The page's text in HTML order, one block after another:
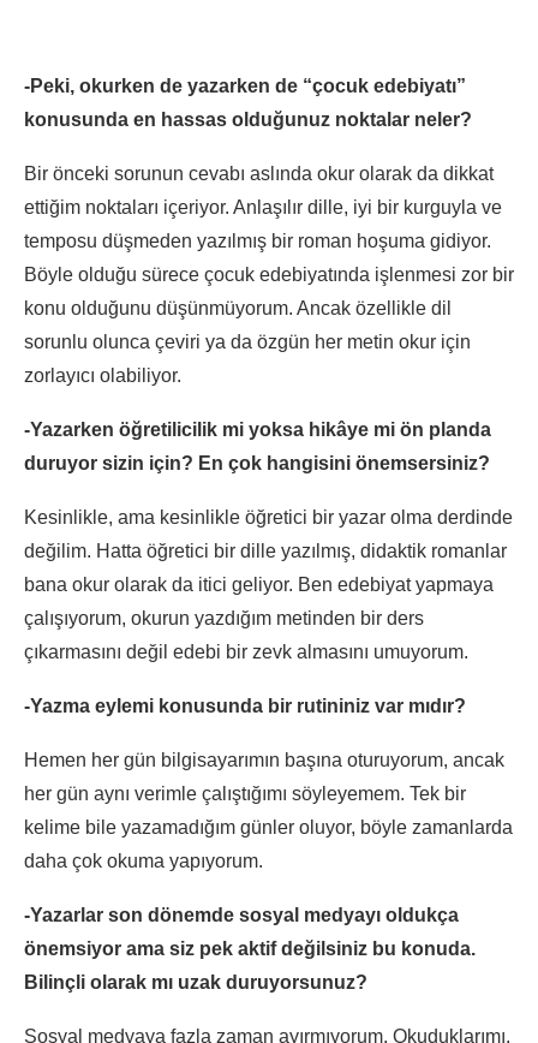
-Peki, okurken de yazarken de “çocuk edebiyatı”
konusunda en hassas olduğunuz noktalar neler?
Bir önceki sorunun cevabı aslında okur olarak da dikkat
ettiğim noktaları içeriyor. Anlaşılır dille, iyi bir kurguyla ve
temposu düşmeden yazılmış bir roman hoşuma gidiyor.
Böyle olduğu sürece çocuk edebiyatında işlenmesi zor bir
konu olduğunu düşünmüyorum. Ancak özellikle dil
sorunlu olunca çeviri ya da özgün her metin okur için
zorlayıcı olabiliyor.
-Yazarken öğretilicilik mi yoksa hikâye mi ön planda
duruyor sizin için? En çok hangisini önemsersiniz?
Kesinlikle, ama kesinlikle öğretici bir yazar olma derdinde
değilim. Hatta öğretici bir dille yazılmış, didaktik romanlar
bana okur olarak da itici geliyor. Ben edebiyat yapmaya
çalışıyorum, okurun yazdığım metinden bir ders
çıkarmasını değil edebi bir zevk almasını umuyorum.
-Yazma eylemi konusunda bir rutininiz var mıdır?
Hemen her gün bilgisayarımın başına oturuyorum, ancak
her gün aynı verimle çalıştığımı söyleyemem. Tek bir
kelime bile yazamadığım günler oluyor, böyle zamanlarda
daha çok okuma yapıyorum.
-Yazarlar son dönemde sosyal medyayı oldukça
önemsiyor ama siz pek aktif değilsiniz bu konuda.
Bilinçli olarak mı uzak duruyorsunuz?
Sosyal medyaya fazla zaman ayırmıyorum. Okuduklarımı,